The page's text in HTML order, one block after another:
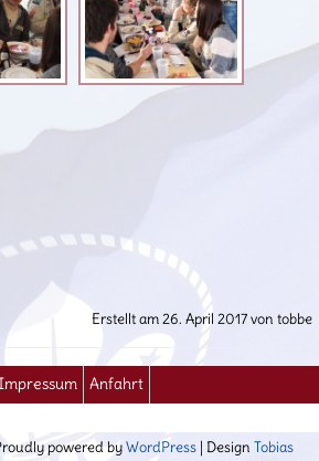
Erstellt am 26. April 2017 von tobbe
Anfahrt
powered byWordPress | DesignTobias